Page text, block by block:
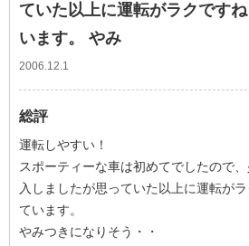
ていた以上に運転がラクです
います。 やみ
2006.12.1
総評
運転しやすい！
スポーティーな車は初めてでしたので
入しましたが思っていた以上に運転が
ています。
やみつきになりそう・・